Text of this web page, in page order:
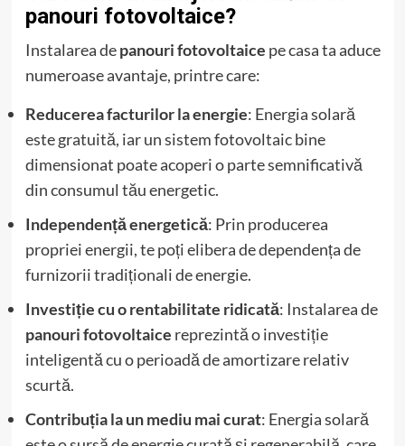
panouri fotovoltaice?
Instalarea depanouri fotovoltaice pe casa ta aduce
numeroase avantaje, printre care:
Reducerea facturilor la energie: Energia solară
este gratuită, iar un sistem fotovoltaic bine
dimensionat poate acoperi o parte semnificativă
din consumul tău energetic.
Independență energetică: Prin producerea
propriei energii, te poți elibera de dependența de
furnizorii tradiționali de energie.
Investiție cu o rentabilitate ridicată: Instalarea de
panouri fotovoltaice reprezintă o investiție
inteligentă cu o perioadă de amortizare relativ
scurtă.
Contribuția la un mediu mai curat: Energia solară